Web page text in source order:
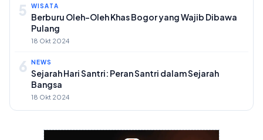
5 WISATA
Berburu Oleh-Oleh Khas Bogor yang Wajib Dibawa
Pulang
18 Okt 2024
6 NEWS
Sejarah Hari Santri: Peran Santri dalam Sejarah
Bangsa
18 Okt 2024